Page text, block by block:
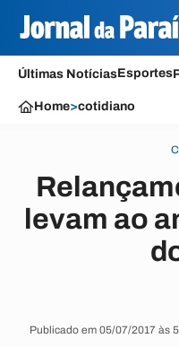
Últimas NotíciasEsportes
Home>cotidiano
levam ao
Publicado em 05/07/2017 às